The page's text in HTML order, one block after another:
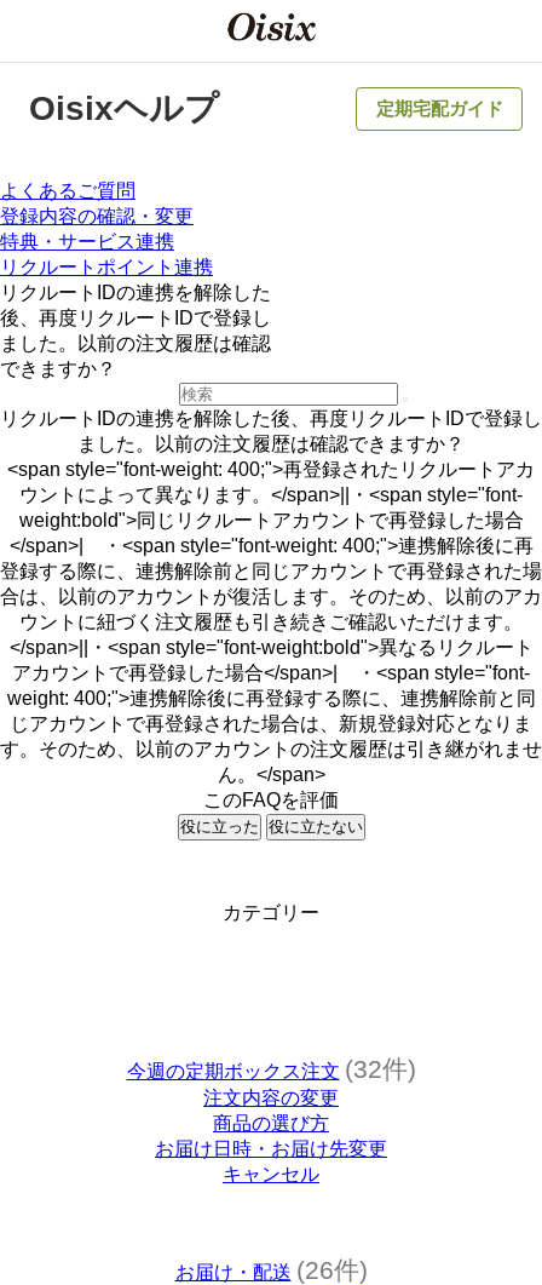
Oisixヘルプ 定期宅配ガイド
よくあるご質問
登録内容の確認・変更
特典・サービス連携
リクルートポイント連携
リクルートIDの連携を解除した
後、再度リクルートIDで登録し
ました。以前の注文履歴は確認
できますか？
リクルートIDの連携を解除した後、再度リクルートIDで登録し
ました。以前の注文履歴は確認できますか？
<span style="font-weight: 400;">再登録されたリクルートアカ
ウントによって異なります。</span>||・<span style="font-
weight:bold">同じリクルートアカウントで再登録した場合
</span>| ・<span style="font-weight: 400;">連携解除後に再
登録する際に、連携解除前と同じアカウントで再登録された場
合は、以前のアカウントが復活します。そのため、以前のアカ
ウントに紐づく注文履歴も引き続きご確認いただけます。
</span>||・<span style="font-weight:bold">異なるリクルート
アカウントで再登録した場合</span>| ・<span style="font-
weight: 400;">連携解除後に再登録する際に、連携解除前と同
じアカウントで再登録された場合は、新規登録対応となりま
す。そのため、以前のアカウントの注文履歴は引き継がれませ
ん。</span>
このFAQを評価
役に立った 役に立たない
カテゴリー
今週の定期ボックス注文 (32件)
注文内容の変更
商品の選び方
お届け日時・お届け先変更
キャンセル
お届け・配送 (26件)